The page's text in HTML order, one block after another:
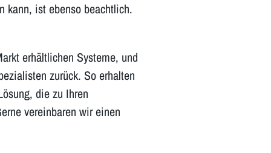
kann, ist ebenso beachtlich.
erhältlichen Systeme, und
zurück. So erhalten
die zu Ihren
vereinbaren wir einen